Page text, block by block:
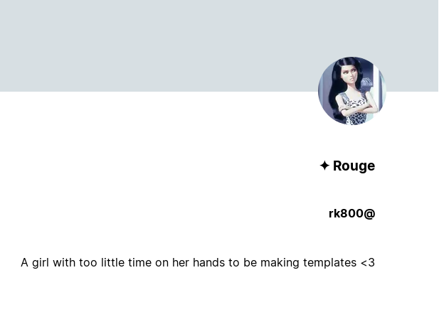
Rouge ✦
@rk800
A girl with too little time on her hands to be making templates <3